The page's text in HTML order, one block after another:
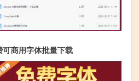
可商用字体批量下载